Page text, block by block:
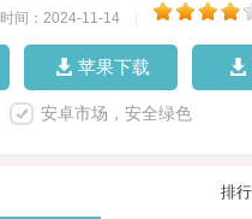
时间：2024-11-14
苹果下载
安卓市场，安全绿色
排行